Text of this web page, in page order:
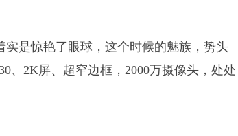
是惊艳了眼球，这个时候的魅族，势头
、2K屏、超窄边框，2000万摄像头，处处